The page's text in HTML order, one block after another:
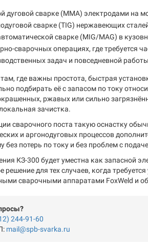
дуговой сварке (MMA) электродами на
сварке (TIG) нержавеющих
сварке (MIG/MAG) в
сварочных операциях, где требуется
задач и повседневной
где важны простота, быстрая
подбирать её с запасом по току
ржавых или сильно
зачистка.
сварочного поста такую оснастку
и аргонодуговых процессов
без потерь по току и без проблем с
КЗ-300 будет уместна как запасной
решение для тех случаев, когда
сварочными аппаратами FoxWeld и
244-91-60
mail@spb-svarka.ru